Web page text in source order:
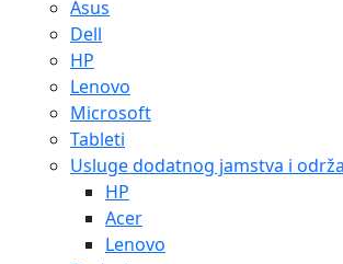
Asus
Dell
HP
Lenovo
Microsoft
Tableti
Usluge dodatnog jamstva i
HP
Acer
Lenovo